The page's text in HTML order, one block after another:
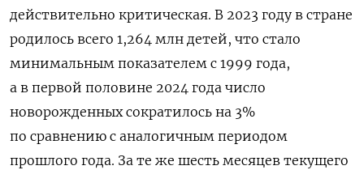
действительно критическая. В 2023 году в стране
родилось всего 1,264 млн детей, что стало
минимальным показателем с 1999 года,
а в первой половине 2024 года число
новорожденных сократилось на 3%
по сравнению с аналогичным периодом
прошлого года. За те же шесть месяцев текущего